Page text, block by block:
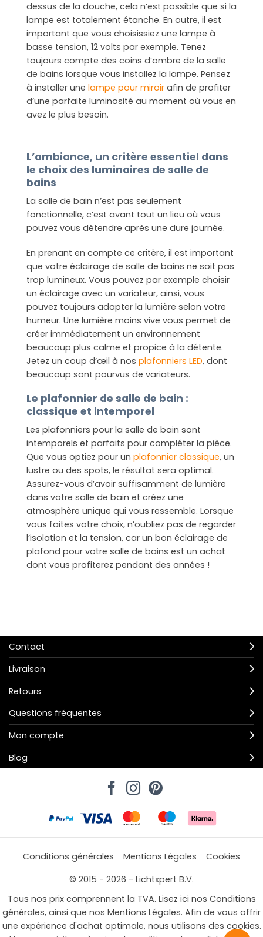
dessus de la douche, cela n’est possible que si la
lampe est totalement étanche. En outre, il est
important que vous choisissiez une lampe à
basse tension, 12 volts par exemple. Tenez
toujours compte des coins d’ombre de la salle
de bains lorsque vous installez la lampe. Pensez
à installer une lampe pour miroir afin de profiter
d’une parfaite luminosité au moment où vous en
avez le plus besoin.
L’ambiance, un critère essentiel dans
le choix des luminaires de salle de
bains
La salle de bain n’est pas seulement
fonctionnelle, c’est avant tout un lieu où vous
pouvez vous détendre après une dure journée.
En prenant en compte ce critère, il est important
que votre éclairage de salle de bains ne soit pas
trop lumineux. Vous pouvez par exemple choisir
un éclairage avec un variateur, ainsi, vous
pouvez toujours adapter la lumière selon votre
humeur. Une lumière moins vive vous permet de
créer immédiatement un environnement
beaucoup plus calme et propice à la détente.
Jetez un coup d’œil à nos plafonniers LED, dont
beaucoup sont pourvus de variateurs.
Le plafonnier de salle de bain :
classique et intemporel
Les plafonniers pour la salle de bain sont
intemporels et parfaits pour compléter la pièce.
Que vous optiez pour un plafonnier classique, un
lustre ou des spots, le résultat sera optimal.
Assurez-vous d’avoir suffisamment de lumière
dans votre salle de bain et créez une
atmosphère unique qui vous ressemble. Lorsque
vous faites votre choix, n’oubliez pas de regarder
l’isolation et la tension, car un bon éclairage de
plafond pour votre salle de bains est un achat
dont vous profiterez pendant des années !
Contact
Livraison
Retours
Questions fréquentes
Mon compte
Blog
Conditions générales Mentions Légales
Cookies
© 2015 - 2026 - Lichtxpert B.V.
Tous nos prix comprennent la TVA. Lisez ici nos Conditions
générales, ainsi que nos Mentions Légales. Afin de vous offrir
une expérience d'achat optimale, nous utilisons des cookies.